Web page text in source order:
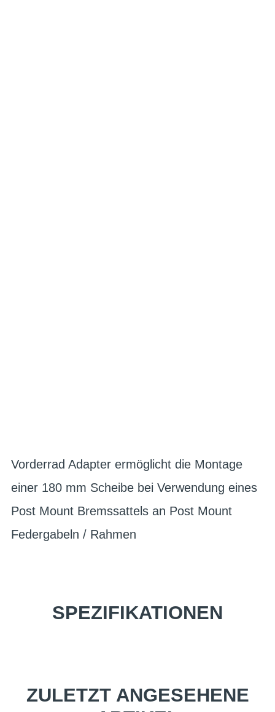
Vorderrad Adapter ermöglicht die Montage
einer 180 mm Scheibe bei Verwendung eines
Post Mount Bremssattels an Post Mount
Federgabeln / Rahmen
SPEZIFIKATIONEN
ZULETZT ANGESEHENE